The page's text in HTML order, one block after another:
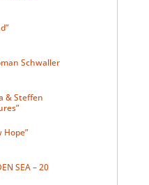
Schwaller
& Steffen
Hope”
SEA – 20